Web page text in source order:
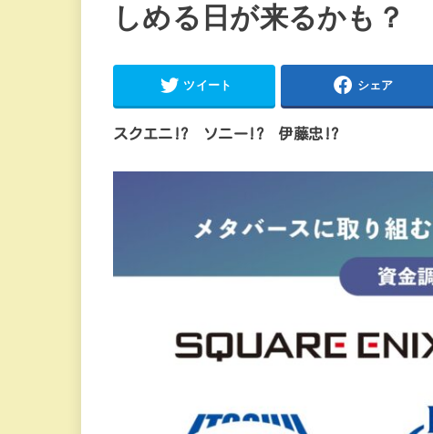
しめる日が来るかも？
ツイート シェア
スクエニ!? ソニー!? 伊藤忠!?